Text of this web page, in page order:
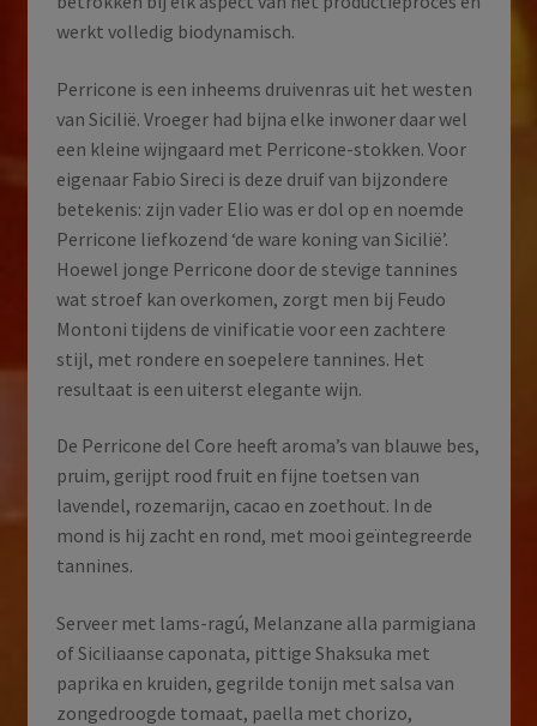
werkt volledig biodynamisch.
Perricone is een inheems druivenras uit het westen
van Sicilië. Vroeger had bijna elke inwoner daar wel
een kleine wijngaard met Perricone-stokken. Voor
eigenaar Fabio Sireci is deze druif van bijzondere
betekenis: zijn vader Elio was er dol op en noemde
Perricone liefkozend ‘de ware koning van Sicilië’.
Hoewel jonge Perricone door de stevige tannines
wat stroef kan overkomen, zorgt men bij Feudo
Montoni tijdens de vinificatie voor een zachtere
stijl, met rondere en soepelere tannines. Het
resultaat is een uiterst elegante wijn.
De Perricone del Core heeft aroma’s van blauwe bes,
pruim, gerijpt rood fruit en fijne toetsen van
lavendel, rozemarijn, cacao en zoethout. In de
mond is hij zacht en rond, met mooi geïntegreerde
tannines.
Serveer met lams-ragú, Melanzane alla parmigiana
of Siciliaanse caponata, pittige Shaksuka met
paprika en kruiden, gegrilde tonijn met salsa van
zongedroogde tomaat, paella met chorizo,